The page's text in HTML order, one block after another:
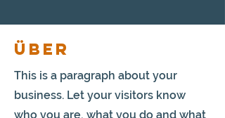
ÜBER
This is a paragraph about your
business. Let your visitors know
who you are, what you do and what